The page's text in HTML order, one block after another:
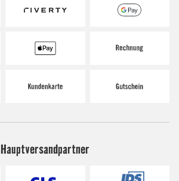
Hauptversandpartner